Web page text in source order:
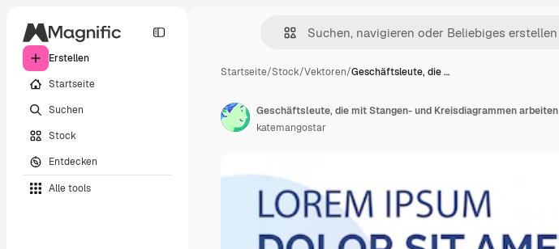
Erstellen
Startseite
Suchen
Stock
Entdecken
Alle tools
Startseite/Stock/Vektoren/Geschäftsleute, die …
Geschäftsleute, die mit Stangen- und Kreisdiagrammen arbeiten
katemangostar